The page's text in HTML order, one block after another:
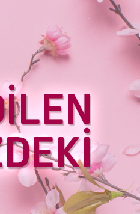
Eylül 2014
Ağustos 2014
Temmuz 2014
Haziran 2014
Mayıs 2014
Nisan 2014
Mart 2014
Haziran 2013
Mayıs 2013
Nisan 2013
Mart 2013
Şubat 2013